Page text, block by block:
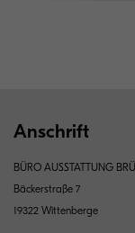
Anschrift
BÜRO AUSSTATTUNG
Bäckerstraße 7
19322 Wittenberge